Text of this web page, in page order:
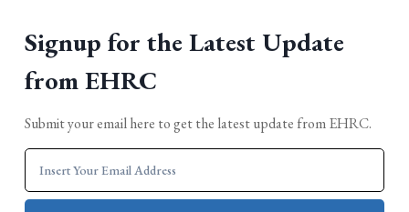
Signup for the Latest Update
from EHRC
Submit your email here to get the latest update from EHRC.